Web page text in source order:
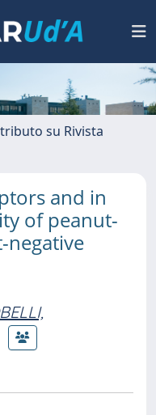
su Rivista
and in
of peanut-
negative